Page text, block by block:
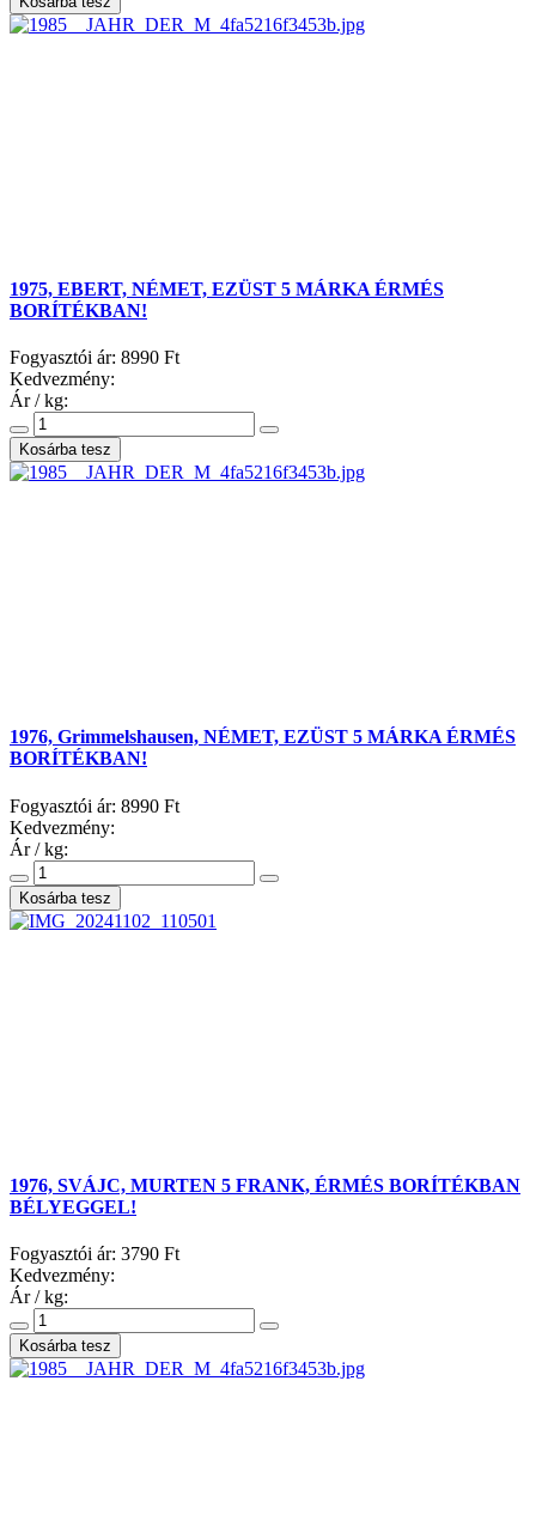
1975, EBERT, NÉMET, EZÜST 5 MÁRKA ÉRMÉS
BORÍTÉKBAN!
Fogyasztói ár: 8990 Ft
Kedvezmény:
Ár / kg:
1976, Grimmelshausen, NÉMET, EZÜST 5 MÁRKA ÉRMÉS
BORÍTÉKBAN!
Fogyasztói ár: 8990 Ft
Kedvezmény:
Ár / kg:
1976, SVÁJC, MURTEN 5 FRANK, ÉRMÉS BORÍTÉKBAN
BÉLYEGGEL!
Fogyasztói ár: 3790 Ft
Kedvezmény:
Ár / kg: